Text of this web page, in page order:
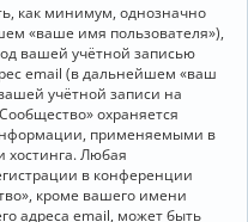
как минимум, однозначно
«ваше имя пользователя»),
вашей учётной записью
email (в дальнейшем «ваш
учётной записи на
охраняется
применяемыми в
хостинга. Любая
в конференции
кроме вашего имени
адреса email, может быть